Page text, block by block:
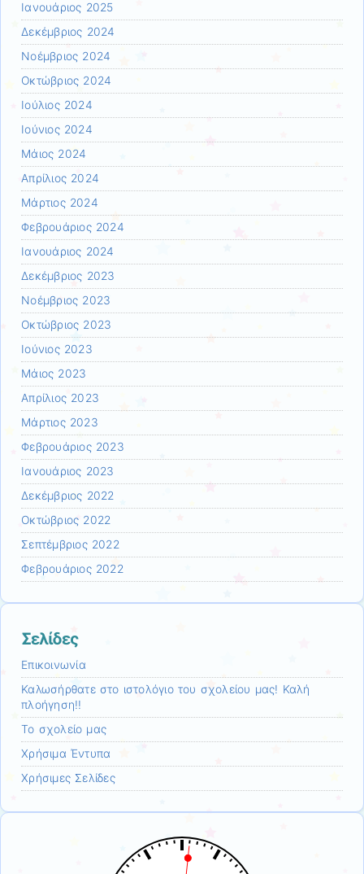
Ιανουάριος 2025
Δεκέμβριος 2024
Νοέμβριος 2024
Οκτώβριος 2024
Ιούλιος 2024
Ιούνιος 2024
Μάιος 2024
Απρίλιος 2024
Μάρτιος 2024
Φεβρουάριος 2024
Ιανουάριος 2024
Δεκέμβριος 2023
Νοέμβριος 2023
Οκτώβριος 2023
Ιούνιος 2023
Μάιος 2023
Απρίλιος 2023
Μάρτιος 2023
Φεβρουάριος 2023
Ιανουάριος 2023
Δεκέμβριος 2022
Οκτώβριος 2022
Σεπτέμβριος 2022
Φεβρουάριος 2022
Σελίδες
Επικοινωνία
Καλωσήρθατε στο ιστολόγιο του σχολείου μας! Καλή
πλοήγηση!!
Το σχολείο μας
Χρήσιμα Έντυπα
Χρήσιμες Σελίδες